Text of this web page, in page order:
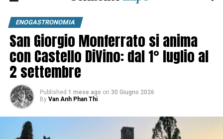
ENOGASTRONOMIA
San Giorgio Monferrato si anima
con Castello DiVino: dal 1° luglio al
2 settembre
Published 1 mese ago on 30 Giugno 2026
By Van Anh Phan Thi